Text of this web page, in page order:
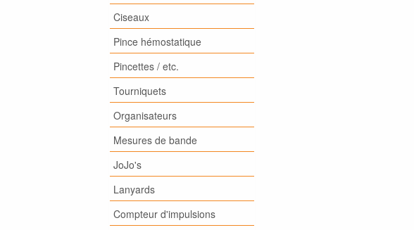
Ciseaux
Pince hémostatique
Pincettes / etc.
Tourniquets
Organisateurs
Mesures de bande
JoJo's
Lanyards
Compteur d'impulsions